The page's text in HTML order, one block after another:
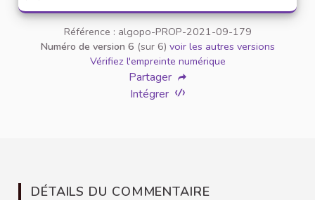
Référence : algopo-PROP-2021-09-179
Numéro de version 6 (sur 6) voir les autres versions
Vérifiez l'empreinte numérique
Partager
Intégrer
DÉTAILS DU COMMENTAIRE